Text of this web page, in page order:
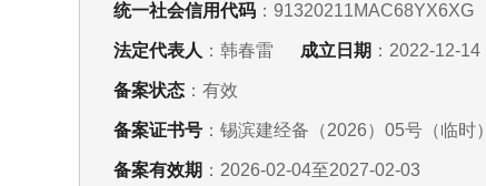
统一社会信用代码 ：91320211MAC68YX6XG
法定代表人 ：韩春雷 成立日期 ：2022-12-14
备案状态 ：有效
备案证书号 ：锡滨建经备（2026）05号（临时）
备案有效期 ：2026-02-04至2027-02-03